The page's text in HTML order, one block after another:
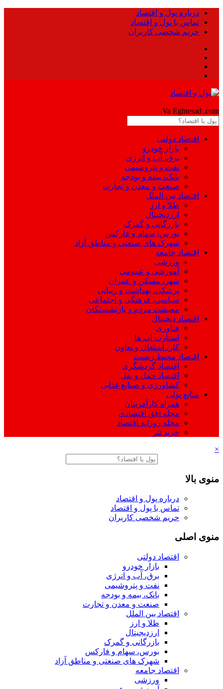
درباره پول و اقتصاد
تماس با پول و اقتصاد
حریم شخصی کاربران
Va Eghtesad .com
اقتصاد دولتی
بازار خودرو
برق، آب و انرژی
نفت و پتروشیمی
بانک، بیمه و بودجه
صنعت و معدن و تجارت
اقتصاد بین الملل
طلا و ارز
ارزدیجیتال
بازرگانی و گمرک
بورس، سهام و فارکس
شهرک های صنعتی و مناطق آزاد
اقتصاد جامعه
ورزشی
آموزشی و عمومی
شهر، مسکن و عمران
پزشکی، بهداشت و زیبایی
سیاسی، فرهنگی و اجتماعی
معیشت مردم و بازنشستگان
اقتصاد دیجیتال
فناوری
استارت اپ ها
کار، اشتغال و تعاون
اقتصاد محیط زیست
اقتصاد گردشگری
اقتصاد حمل و نقل
کشاورزی و صنایع غذایی
منابع پولی
همراه کارآفرینان
مجله افق اقتصادی
مجله روزانه اقتصاد
خرید تتر
×
منوی بالا
درباره پول و اقتصاد
تماس با پول و اقتصاد
حریم شخصی کاربران
منوی اصلی
اقتصاد دولتی
بازار خودرو
برق، آب و انرژی
نفت و پتروشیمی
بانک، بیمه و بودجه
صنعت و معدن و تجارت
اقتصاد بین الملل
طلا و ارز
ارزدیجیتال
بازرگانی و گمرک
بورس، سهام و فارکس
شهرک های صنعتی و مناطق آزاد
اقتصاد جامعه
ورزشی